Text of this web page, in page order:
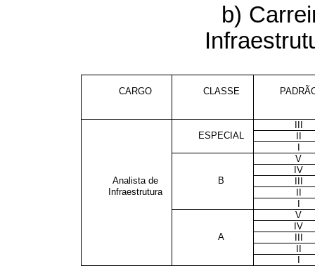
b)
CARGO CLASSE
III
ESPECIAL
II
I
V
IV
Analista de
B
III
Infraestrutura
II
I
V
IV
A
III
II
I